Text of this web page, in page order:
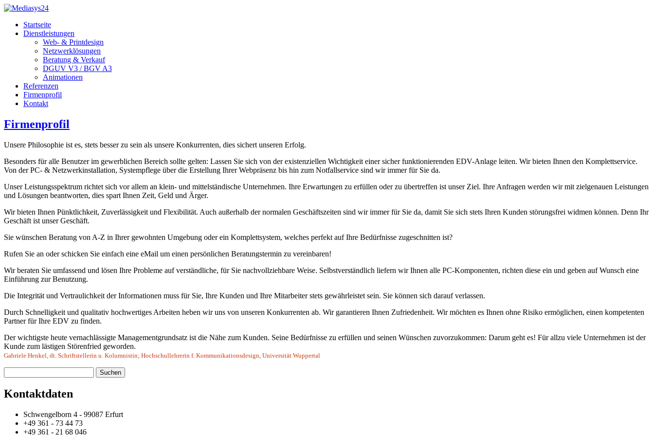
Startseite
Dienstleistungen
Web- & Printdesign
Netzwerklösungen
Beratung & Verkauf
DGUV V3 / BGV A3
Animationen
Referenzen
Firmenprofil
Kontakt
Firmenprofil
Unsere Philosophie ist es, stets besser zu sein als unsere Konkurrenten, dies sichert unseren Erfolg.
Besonders für alle Benutzer im gewerblichen Bereich sollte gelten: Lassen Sie sich von der existenziellen Wichtigkeit einer sicher funktionierenden EDV-Anlage leiten. Wir bieten Ihnen den Komplettservice.
Von der PC- & Netzwerkinstallation, Systempflege über die Erstellung Ihrer Webpräsenz bis hin zum Notfallservice sind wir immer für Sie da.
Unser Leistungsspektrum richtet sich vor allem an klein- und mittelständische Unternehmen. Ihre Erwartungen zu erfüllen oder zu übertreffen ist unser Ziel. Ihre Anfragen werden wir mit zielgenauen Leistungen
und Lösungen beantworten, dies spart Ihnen Zeit, Geld und Ärger.
Wir bieten Ihnen Pünktlichkeit, Zuverlässigkeit und Flexibilität. Auch außerhalb der normalen Geschäftszeiten sind wir immer für Sie da, damit Sie sich stets Ihren Kunden störungsfrei widmen können. Denn Ihr
Geschäft ist unser Geschäft.
Sie wünschen Beratung von A-Z in Ihrer gewohnten Umgebung oder ein Komplettsystem, welches perfekt auf Ihre Bedürfnisse zugeschnitten ist?
Rufen Sie an oder schicken Sie einfach eine eMail um einen persönlichen Beratungstermin zu vereinbaren!
Wir beraten Sie umfassend und lösen Ihre Probleme auf verständliche, für Sie nachvollziehbare Weise. Selbstverständlich liefern wir Ihnen alle PC-Komponenten, richten diese ein und geben auf Wunsch eine
Einführung zur Benutzung.
Die Integrität und Vertraulichkeit der Informationen muss für Sie, Ihre Kunden und Ihre Mitarbeiter stets gewährleistet sein. Sie können sich darauf verlassen.
Durch Schnelligkeit und qualitativ hochwertiges Arbeiten heben wir uns von unseren Konkurrenten ab. Wir garantieren Ihnen Zufriedenheit. Wir möchten es Ihnen ohne Risiko ermöglichen, einen kompetenten
Partner für Ihre EDV zu finden.
Der wichtigste heute vernachlässigte Managementgrundsatz ist die Nähe zum Kunden. Seine Bedürfnisse zu erfüllen und seinen Wünschen zuvorzukommen: Darum geht es! Für allzu viele Unternehmen ist der
Kunde zum lästigen Störenfried geworden.
Gabriele Henkel, dt. Schriftstellerin u. Kolumnistin; Hochschullehrerin f. Kommunikationsdesign, Universität Wuppertal
Suchen
Kontaktdaten
Schwengelborn 4 - 99087 Erfurt
+49 361 - 73 44 73
+49 361 - 21 68 046